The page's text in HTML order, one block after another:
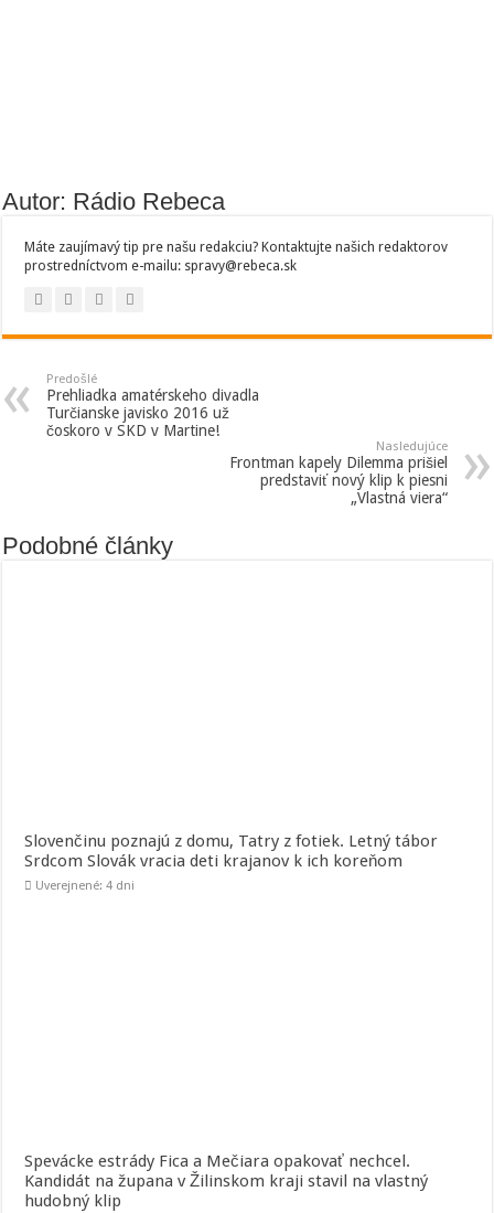
Autor: Rádio Rebeca
Máte zaujímavý tip pre našu redakciu? Kontaktujte našich redaktorov
prostredníctvom e-mailu: spravy@rebeca.sk
Predošlé
Prehliadka amatérskeho divadla
Turčianske javisko 2016 už
čoskoro v SKD v Martine!
Nasledujúce
Frontman kapely Dilemma prišiel
predstaviť nový klip k piesni
„Vlastná viera“
Podobné články
Slovenčinu poznajú z domu, Tatry z fotiek. Letný tábor
Srdcom Slovák vracia deti krajanov k ich koreňom
Uverejnené: 4 dni
Spevácke estrády Fica a Mečiara opakovať nechcel.
Kandidát na župana v Žilinskom kraji stavil na vlastný
hudobný klip